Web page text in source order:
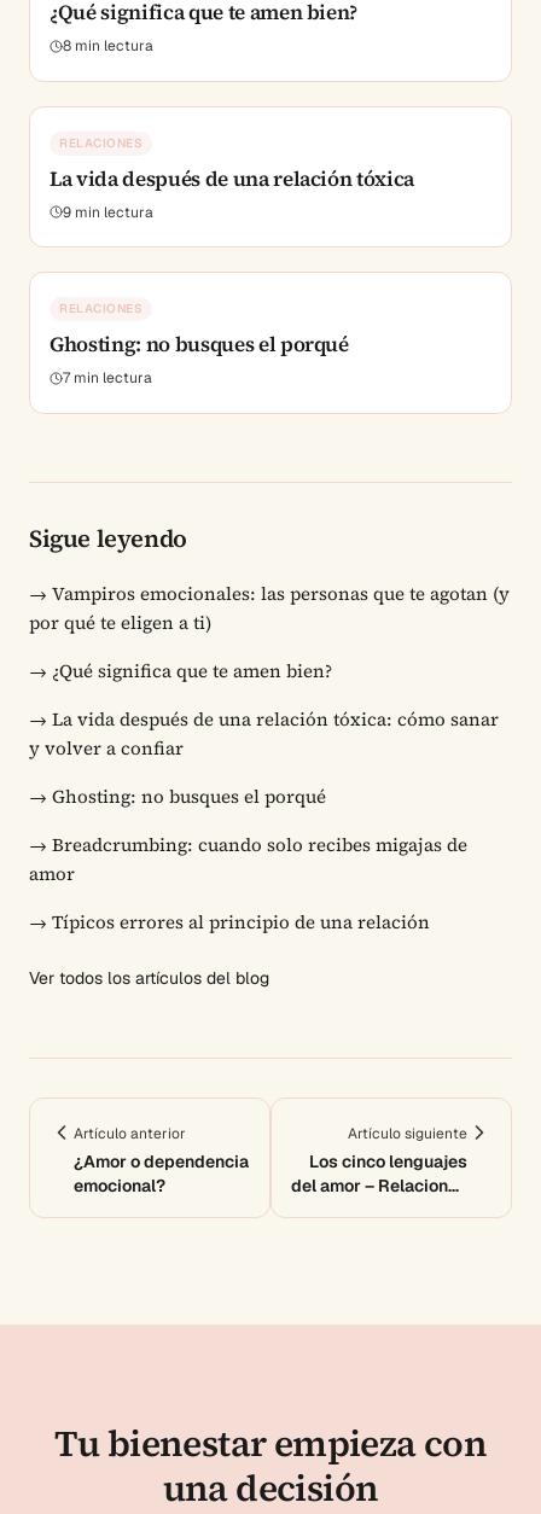
¿Qué significa que te amen bien?
8 min lectura
RELACIONES
La vida después de una relación tóxica
9 min lectura
RELACIONES
Ghosting: no busques el porqué
7min lectura
Sigue leyendo
→ Vampiros emocionales: las personas que te agotan (y
por qué te eligen a ti)
→ ¿Qué significa que te amen bien?
→ La vida después de una relación tóxica: cómo sanar
y volver a confiar
→ Ghosting: no busques el porqué
→ Breadcrumbing: cuando solo recibes migajas de
amor
→ Típicos errores al principio de una relación
Ver todos los artículos del blog
Artículo anterior
¿Amor o dependencia
emocional?
Artículo siguiente
Los cinco lenguajes
del amor – Relaciones
Tu bienestar empieza con
una decisión